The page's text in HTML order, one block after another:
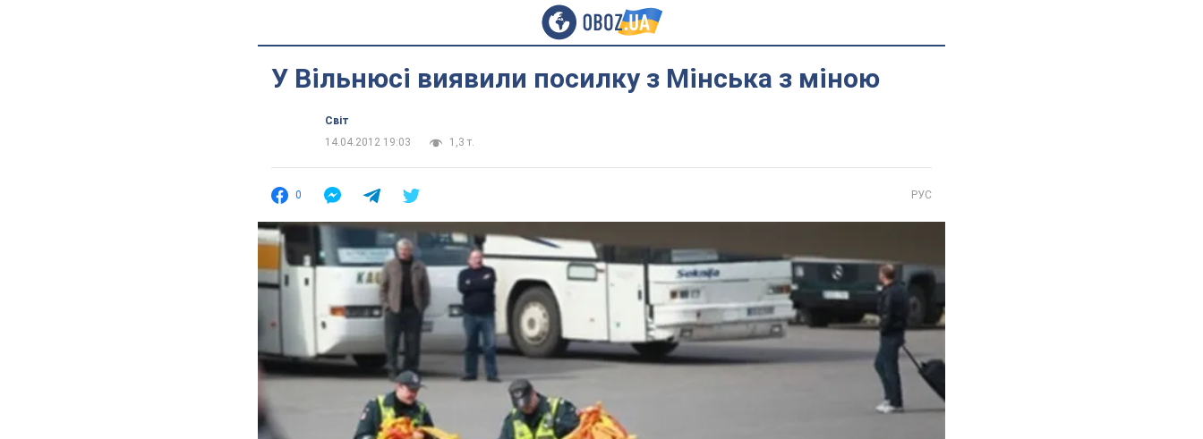
У Вільнюсі виявили посилку з Мінська з міною
Світ
14.04.2012 19:03
1,3 т.
0 РУС